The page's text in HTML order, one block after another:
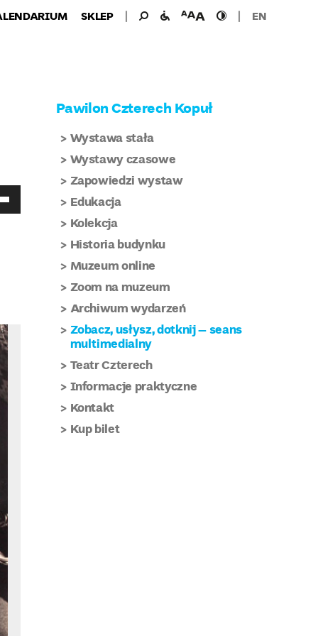
SKLEP Wyszukaj
Wyszukiwanie
dla:
udogodnieniawielkość
czcionki
wysoki
kontrast
EN
Pawilon Czterech Kopuł
Wystawa stała
Wystawy czasowe
Zapowiedzi wystaw
Edukacja
Kolekcja
Historia budynku
Muzeum online
Zoom na muzeum
Archiwum wydarzeń
Zobacz, usłysz, dotknij – seans
multimedialny
Teatr Czterech
Informacje praktyczne
Kontakt
Kup bilet